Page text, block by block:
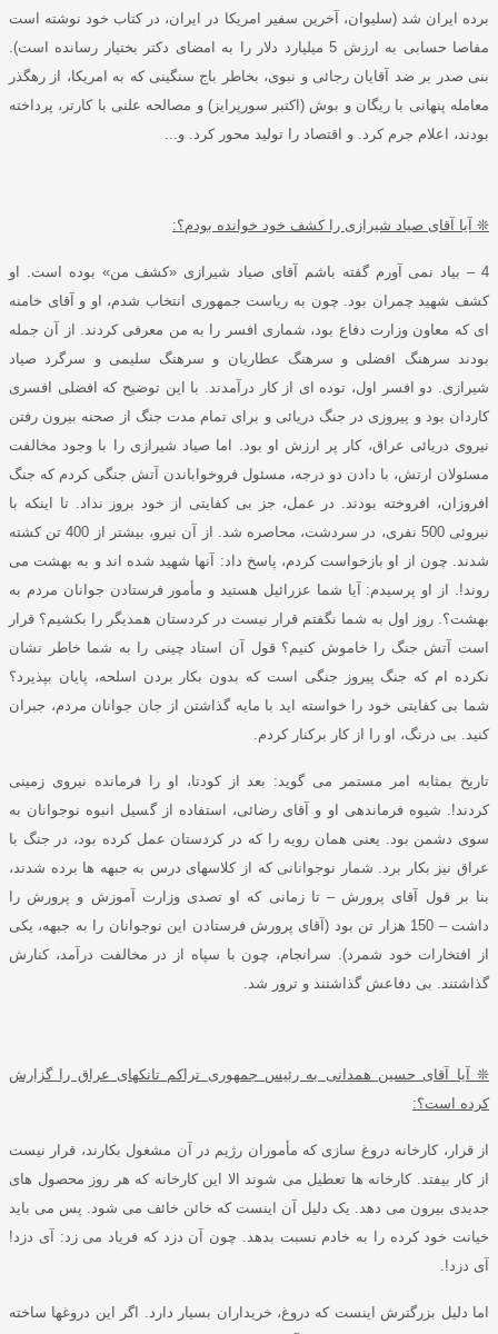
برده ایران شد(سلیوان، آخرین سفیر امریکا در ایران، در کتاب خود نوشته است
مفاصا حسابی به ارزش 5 میلیارد دلار را به امضای دکتر بختیار رسانده است).
بنی صدر بر ضد آقایان رجائی و نبوی، بخاطر باج سنگینی که به امریکا، از رهگذر
معامله پنهانی با ریگان و بوش (اکتبر سورپرایز)و مصالحه علنی با کارتر، پرداخته
بودند، اعلام جرم کرد
و اقتصاد را تولید محور کرد و
❊ آیا آقای صیاد شیرازی را کشف خود خوانده بودم؟:
4
– بیاد نمی آورم گفته باشم آقای صیاد شیرازی «کشف من» بوده است
او
کشف شهید چمران بود
چون به ریاست جمهوری انتخاب شدم، او و آقای خامنه
ای که معاون وزارت دفاع بود، شماری افسر را به من معرفی کردند
از آن جمله
بودند سرهنگ افضلی و سرهنگ عطاریان و سرهنگ سلیمی و سرگرد صیاد
شیرازی
دو افسر اول، توده ای از کار درآمدند
با این توضیح که افضلی افسری
کاردان بود و پیروزی در جنگ دریائی و برای تمام مدت جنگ از صحنه بیرون رفتن
نیروی دریائی عراق، کار پر ارزش او بود
اما صیاد شیرازی را با وجود مخالفت
مسئولان ارتش، با دادن دو درجه، مسئول فروخواباندن آتش جنگی کردم که جنگ
افروزان، افروخته بودند
در عمل، جز بی کفایتی از خود بروز نداد .تا اینکه با
نیروئی500 نفری، در سردشت، محاصره شد از آن نیرو، بیشتر از 400 تن کشته
شدند
چون از او بازخواست کردم، پاسخ داد :
آنها شهید شده اند و به بهشت می
روند !. از او پرسیدم:
آیا شما عزرائیل هستید و مأمور فرستادن جوانان مردم به
بهشت؟ روز اول به شما نگفتم قرار نیست در کردستان همدیگر را بکشیم؟ قرار
است آتش جنگ را خاموش کنیم؟ قول آن استاد چینی را به شما خاطر نشان
نکرده ام که جنگ پیروز جنگی است که بدون بکار بردن اسلحه، پایان بپذیرد؟
شما بی کفایتی خود را خواسته اید با مایه گذاشتن از جان جوانان مردم، جبران
کنید
بی درنگ، او را از کار برکنار کردم
تاریخ بمثابه امر مستمر می گوید : بعد از کودتا، او را فرمانده نیروی زمینی
کردند !. شیوه فرماندهی او و آقای رضائی، استفاده از گسیل انبوه نوجوانان به
سوی دشمن بود
یعنی همان رویه را که در کردستان عمل کرده بود، در جنگ با
عراق نیز بکار برد
شمار نوجوانانی که از کلاسهای درس به جبهه ها برده شدند،
بنا بر قول آقای پرورش – تا زمانی که او تصدی وزارت آموزش و پرورش را
داشت – 150 هزار تن بود (آقای پرورش فرستادن این نوجوانان را به جبهه، یکی
از افتخارات خود شمرد). سرانجام، چون با سپاه از در مخالفت درآمد، کنارش
گذاشتند
بی دفاعش گذاشتند و ترور شد
❊
آیا آقای حسین همدانی به رئیس جمهوری تراکم تانکهای عراق را گزارش
کرده است؟:
از قرار ، کارخانه دروغ سازی که مأموران رژیم در آن مشغول بکارند، قرار نیست
از کار بیفتد
.کارخانه ها تعطیل می شوند الا این کارخانه که هر روز محصول های
جدیدی بیرون می دهد
یک دلیل آن اینست که خائن خائف می شود
پس می باید
خیانت خود کرده را به خادم نسبت بدهد
چون آن دزد که فریاد می زد : آی دزد !
آی دزد !.
اما دلیل بزرگترش اینست که دروغ، خریداران بسیار دارد
اگر این دروغها ساخته